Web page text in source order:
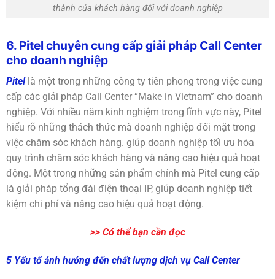
thành của khách hàng đối với doanh nghiệp
6. Pitel chuyên cung cấp giải pháp Call Center
cho doanh nghiệp
Pitellà một trong những công ty tiên phong trong việc cung
cấp các giải pháp Call Center “Make in Vietnam” cho doanh
nghiệp. Với nhiều năm kinh nghiệm trong lĩnh vực này, Pitel
hiểu rõ những thách thức mà doanh nghiệp đối mặt trong
việc chăm sóc khách hàng. giúp doanh nghiệp tối ưu hóa
quy trình chăm sóc khách hàng và nâng cao hiệu quả hoạt
động. Một trong những sản phẩm chính mà Pitel cung cấp
là giải pháp tổng đài điện thoại IP, giúp doanh nghiệp tiết
kiệm chi phí và nâng cao hiệu quả hoạt động.
>> Có thể bạn cần đọc
5 Yếu tố ảnh hưởng đến chất lượng dịch vụ Call Center